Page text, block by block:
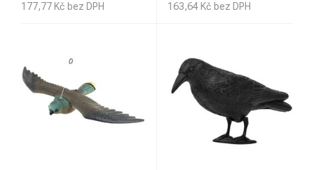
177,77 Kč bez DPH 163,64 Kč bez DPH